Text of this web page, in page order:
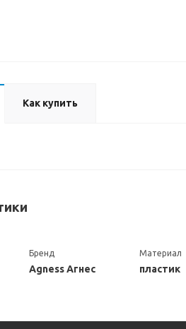
Как купить
Бренд
Agness Агнес
Материал
пластик